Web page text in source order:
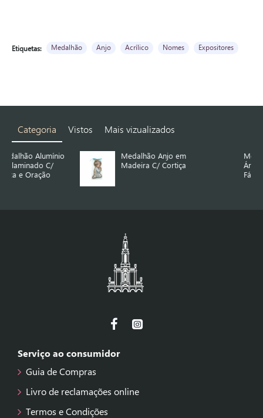
Etiquetas: Medalhão Anjo Acrílico Nomes Expositores
Categoria Vistos Mais vizualizados
Medalhão Anjo em
Madeira C/ Cortiça
Medalhão C/ Anjo e
Árvore da Vida e Ap.
Serviço ao consumidor
Guia de Compras
Livro de reclamações online
Termos e Condições